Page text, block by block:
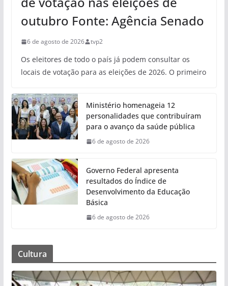
outubro Fonte: Agência Senado
6 de agosto de 2026 tvp2
Os eleitores de todo o país já podem consultar os
locais de votação para as eleições de 2026. O primeiro
Ministério homenageia 12
personalidades que contribuíram
para o avanço da saúde pública
6 de agosto de 2026
Governo Federal apresenta
resultados do Índice de
Desenvolvimento da Educação
Básica
6 de agosto de 2026
Cultura